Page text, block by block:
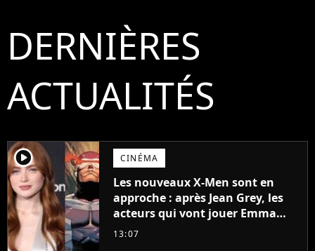
DERNIÈRES
ACTUALITÉS
player2 CINÉMA
Les nouveaux X-Men sont en
approche : après Jean Grey, les
acteurs qui vont jouer Emma
Frost et Cyclope trouvés !
13:07